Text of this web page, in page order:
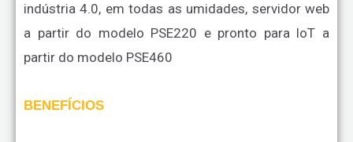
indústria 4.0, em todas as umidades, servidor web
a partir do modelo PSE220 e pronto para loT a
partir do modelo PSE460
BENEFÍCIOS